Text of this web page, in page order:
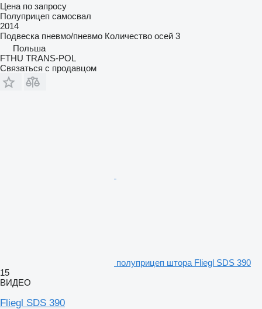
Цена по запросу
Полуприцеп самосвал
2014
Подвеска пневмо/пневмо Количество осей 3
Польша
FTHU TRANS-POL
Связаться с продавцом
полуприцеп штора Fliegl SDS 390
15
ВИДЕО
Fliegl SDS 390